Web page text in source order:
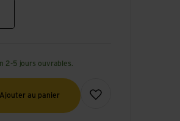
2-5 jours ouvrables.
Ajouter au panier
Ajouter à la liste de